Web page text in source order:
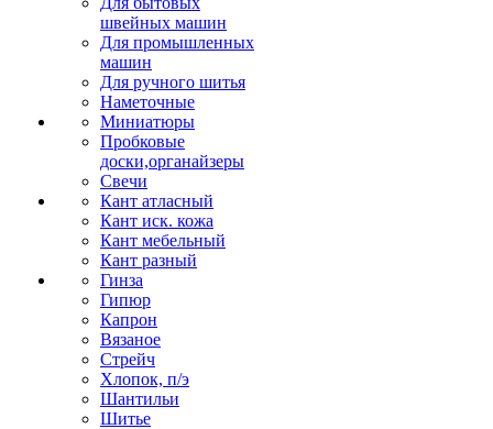
швейных машин
Для промышленных
машин
Для ручного шитья
Наметочные
Миниатюры
Пробковые
доски,органайзеры
Свечи
Кант атласный
Кант иск. кожа
Кант мебельный
Кант разный
Гинза
Гипюр
Капрон
Вязаное
Стрейч
Хлопок, п/э
Шантильи
Шитье